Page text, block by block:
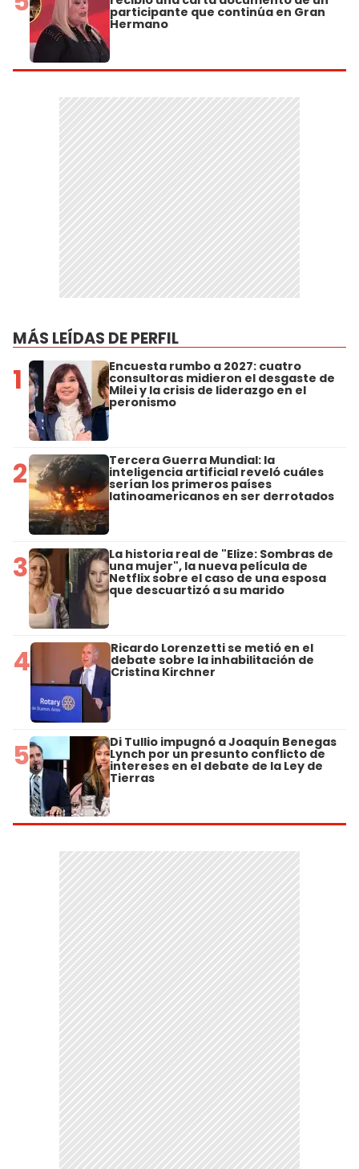
participante que continúa en Gran
Hermano
MÁS LEÍDAS DE PERFIL
1 Encuesta rumbo a 2027: cuatro
consultoras midieron el desgaste de
Milei y la crisis de liderazgo en el
peronismo
2 Tercera Guerra Mundial: la
inteligencia artificial reveló cuáles
serían los primeros países
latinoamericanos en ser derrotados
3 La historia real de "Elize: Sombras de
una mujer", la nueva película de
Netflix sobre el caso de una esposa
que descuartizó a su marido
4 Ricardo Lorenzetti se metió en el
debate sobre la inhabilitación de
Cristina Kirchner
5 Di Tullio impugnó a Joaquín Benegas
Lynch por un presunto conflicto de
intereses en el debate de la Ley de
Tierras